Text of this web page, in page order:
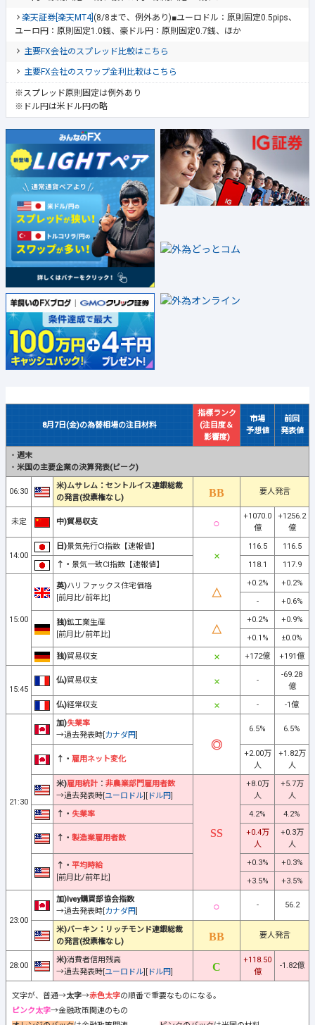
楽天証券[楽天MT4] (8/8まで、例外あり)■ユーロドル：原則固定0.5pips、
ユーロ円：原則固定1.0銭、豪ドル円：原則固定0.7銭、ほか
主要FX会社のスプレッド比較はこちら
主要FX会社のスワップ金利比較はこちら
※スプレッド原則固定は例外あり
※ドル円は米ドル円の略
8月7日(金)の為替相場の注目材料
指標ランク
(注目度＆
影響度)
市場
予想値
前回
発表値
・ 週末
・ 米国の主要企業の決算発表(ピーク)
06:30
米)ムサレム：セントルイス連銀総裁
の発言(投票権なし)
要人発言
未定 中)貿易収支
+1070.0
億
+1256.2
億
14:00
日)景気先行CI指数【速報値】 116.5
116.5
↑・ 景気一致CI指数【速報値】 118.1 117.9
15:00
英)ハリファックス住宅価格
[前月比/前年比]
+0.2%
+0.2%
-
+0.6%
独)鉱工業生産
[前月比/前年比]
+0.2%
+0.9%
+0.1%
±0.0%
独)貿易収支 +172億 +191億
15:45
仏)貿易収支 -
-69.28
億
仏)経常収支 - -1億
21:30
加)失業率
→過去発表時[カナダ円]
6.5% 6.5%
↑・ 雇用ネット変化
+2.00万
人
+1.82万
人
米)雇用統計 ： 非農業部門雇用者数
→過去発表時[ユーロドル][ ドル円]
+8.0万
人
+5.7万
人
↑・ 失業率 4.2% 4.2%
↑・ 製造業雇用者数
+0.4万
人
+0.3万
人
↑・ 平均時給
[前月比/前年比]
+0.3%
+0.3%
+3.5%
+3.5%
23:00
加)Ivey購買部協会指数
→過去発表時[カナダ円]
- 56.2
米)バーキン：リッチモンド連銀総裁
の発言(投票権なし)
要人発言
28:00
米)消費者信用残高
→過去発表時[ユーロドル][ ドル円]
+118.50
億
-1.82億
文字が、普通→太字→赤色太字の順番で重要なものになる。
ピンク太字→金融政策関連のもの